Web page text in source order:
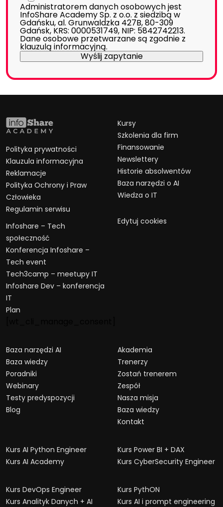
Administratorem danych osobowych jest
InfoShare Academy Sp. z o.o. z siedzibą w
Gdańsku, al. Grunwaldzka 427B, 80-309
Gdańsk, KRS: 0000531749, NIP: 5842742213.
Dane osobowe przetwarzane są zgodnie z
klauzulą informacyjną.
Polityka prywatności
Klauzula informacyjna
Reklamacje
Polityka Ochrony i Praw
Człowieka
Regulamin serwisu
Infoshare – Tech
społeczność
Konferencja Infoshare –
Tech event
Tech3camp – meetupy IT
Infoshare Dev – konferencja
IT
Plan
Kursy
Szkolenia dla firm
Finansowanie
Newslettery
Historie absolwentów
Baza narzędzi o AI
Wiedza o IT
Edytuj cookies
Baza narzędzi AI
Baza wiedzy
Poradniki
Webinary
Testy predyspozycji
Blog
Akademia
Trenerzy
Zostań trenerem
Zespół
Nasza misja
Baza wiedzy
Kontakt
Kurs AI Python Engineer
Kurs AI Academy
Kurs Power BI + DAX
Kurs CyberSecurity Engineer
Kurs DevOps Engineer
Kurs Analityk Danych + AI
Kurs PythON
Kurs AI i prompt engineering